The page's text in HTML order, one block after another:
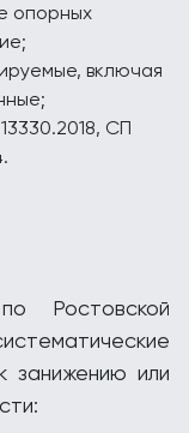
опорных
включая
СП
Ростовской
занижению или